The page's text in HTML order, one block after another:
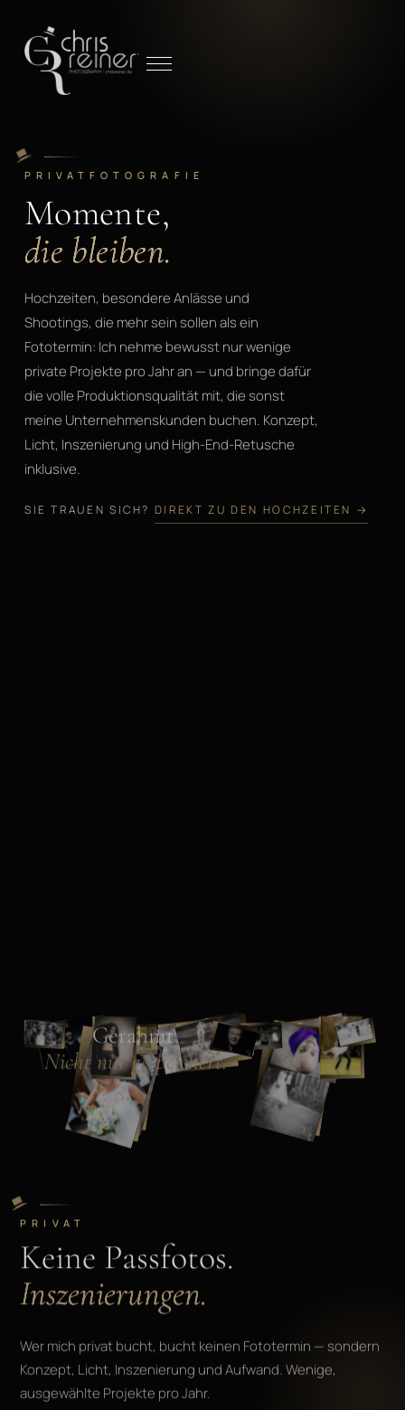
PRIVATFOTOGRAFIE
Momente,
die bleiben.
Hochzeiten, besondere Anlässe und
Shootings, die mehr sein sollen als ein
Fototermin: Ich nehme bewusst nur wenige
private Projekte pro Jahr an — und bringe dafür
die volle Produktionsqualität mit, die sonst
meine Unternehmenskunden buchen. Konzept,
Licht, Inszenierung und High-End-Retusche
inklusive.
SIE TRAUEN SICH? DIREKT ZU DEN HOCHZEITEN →
Gerahmt.
Nicht nur gespeichert.
PRIVAT
Keine Passfotos.
Inszenierungen.
Wer mich privat bucht, bucht keinen Fototermin — sondern
Konzept, Licht, Inszenierung und Aufwand. Wenige,
ausgewählte Projekte pro Jahr.